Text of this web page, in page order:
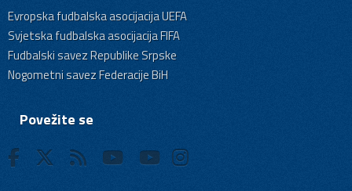
Evropska fudbalska asocijacija UEFA
Svjetska fudbalska asocijacija FIFA
Fudbalski savez Republike Srpske
Nogometni savez Federacije BiH
Povežite se